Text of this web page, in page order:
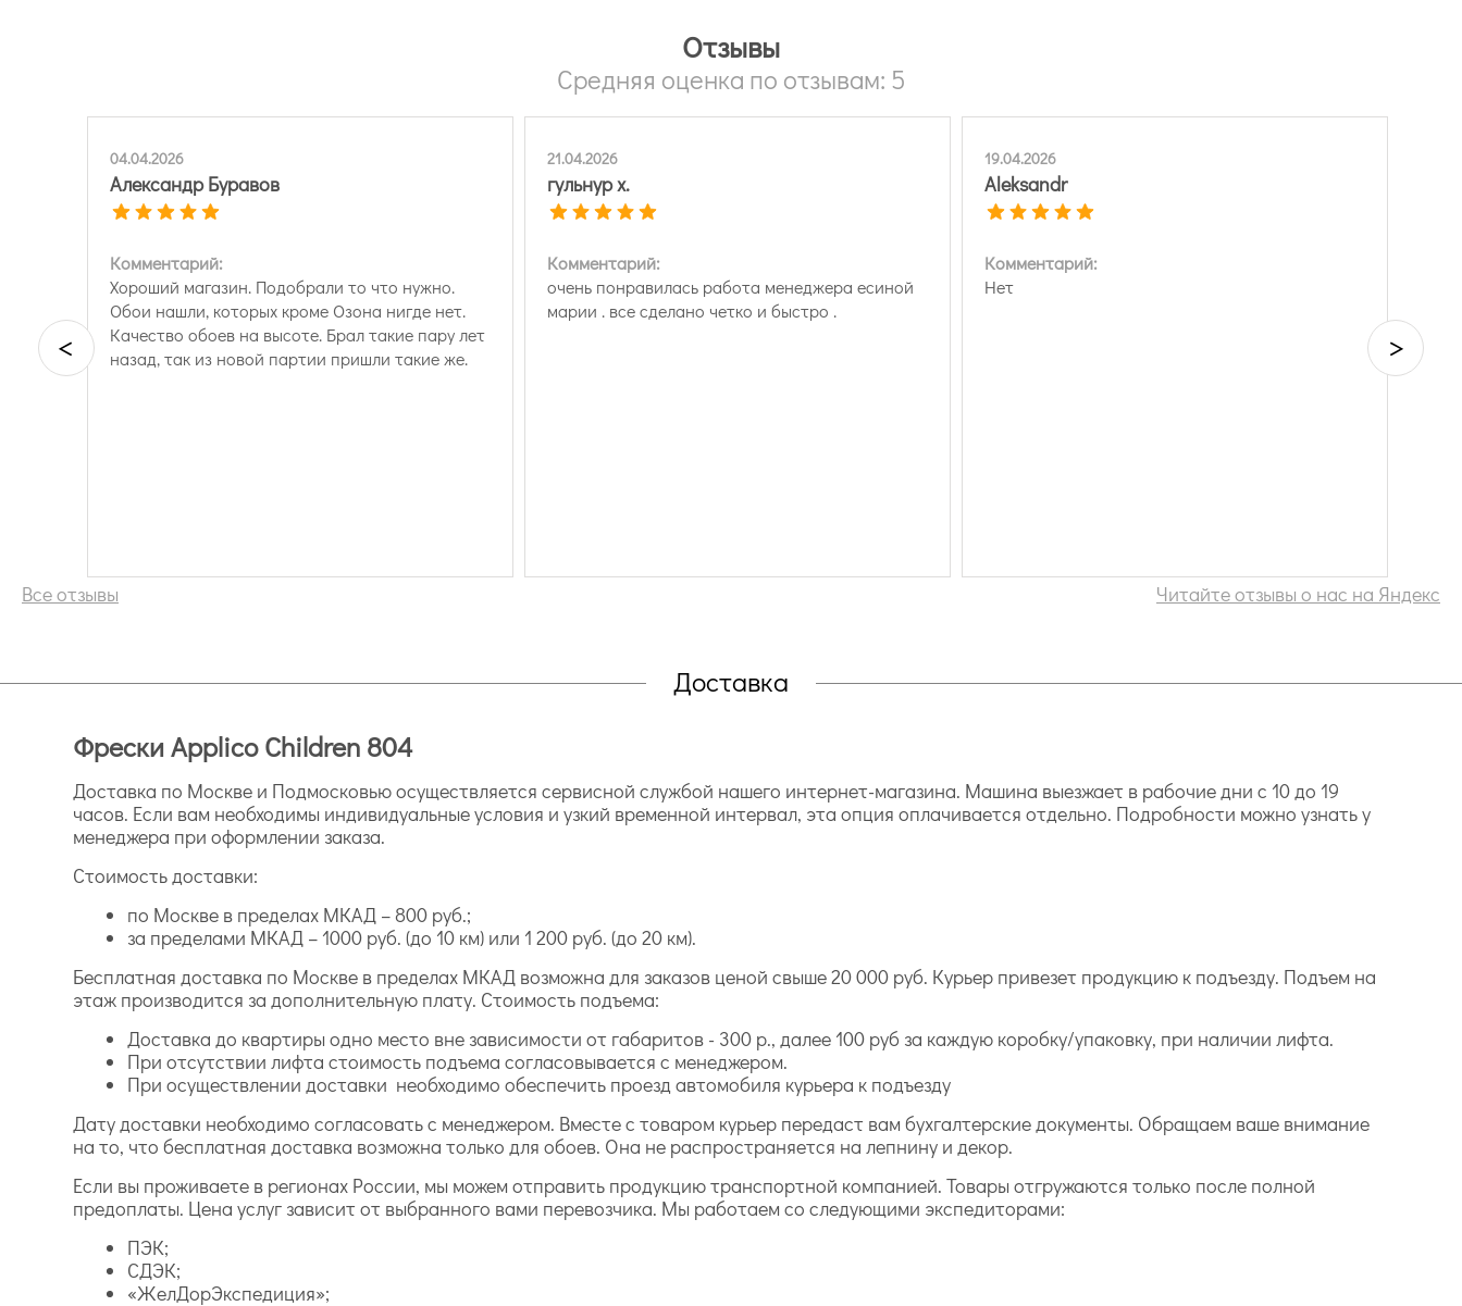
Отзывы
Средняя оценка по отзывам: 5
04.04.2026
Александр Буравов
Комментарий:
Хороший магазин. Подобрали то что нужно.
Обои нашли, которых кроме Озона нигде нет.
Качество обоев на высоте. Брал такие пару лет
назад, так из новой партии пришли такие же.
21.04.2026
гульнур х.
Комментарий:
очень понравилась работа менеджера есиной
марии . все сделано четко и быстро .
19.04.2026
Aleksandr
Комментарий:
Нет
< >
Все отзывы Читайте отзывы о нас на Яндекс
Доставка
Фрески Applico Children 804
Доставка по Москве и Подмосковью осуществляется сервисной службой нашего интернет-магазина. Машина выезжает в рабочие дни с 10 до 19
часов. Если вам необходимы индивидуальные условия и узкий временной интервал, эта опция оплачивается отдельно. Подробности можно узнать у
менеджера при оформлении заказа.
Стоимость доставки:
по Москве в пределах МКАД – 800 руб.;
за пределами МКАД – 1000 руб. (до 10 км) или 1 200 руб. (до 20 км).
Бесплатная доставка по Москве в пределах МКАД возможна для заказов ценой свыше 20 000 руб. Курьер привезет продукцию к подъезду. Подъем на
этаж производится за дополнительную плату. Стоимость подъема:
Доставка до квартиры одно место вне зависимости от габаритов - 300 р., далее 100 руб за каждую коробку/упаковку, при наличии лифта.
При отсутствии лифта стоимость подъема согласовывается с менеджером.
При осуществлении доставки необходимо обеспечить проезд автомобиля курьера к подъезду
Дату доставки необходимо согласовать с менеджером. Вместе с товаром курьер передаст вам бухгалтерские документы. Обращаем ваше внимание
на то, что бесплатная доставка возможна только для обоев. Она не распространяется на лепнину и декор.
Если вы проживаете в регионах России, мы можем отправить продукцию транспортной компанией. Товары отгружаются только после полной
предоплаты. Цена услуг зависит от выбранного вами перевозчика. Мы работаем со следующими экспедиторами:
ПЭК;
СДЭК;
«ЖелДорЭкспедиция»;